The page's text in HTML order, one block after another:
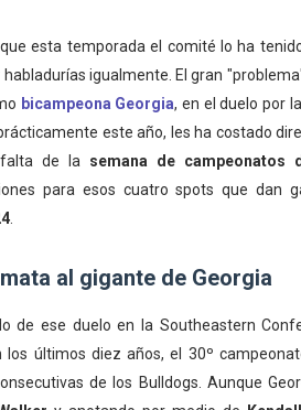
esta temporada el comité lo ha
habladurías igualmente. El gran
bicampeona Georgia, en el duelo por la
este año, les ha costado
de la semana de campeonatos
para esos cuatro spots que dan
.
al gigante de Georgia
de ese duelo en la Southeastern
los últimos diez años, el 30º
de los Bulldogs. Aunque